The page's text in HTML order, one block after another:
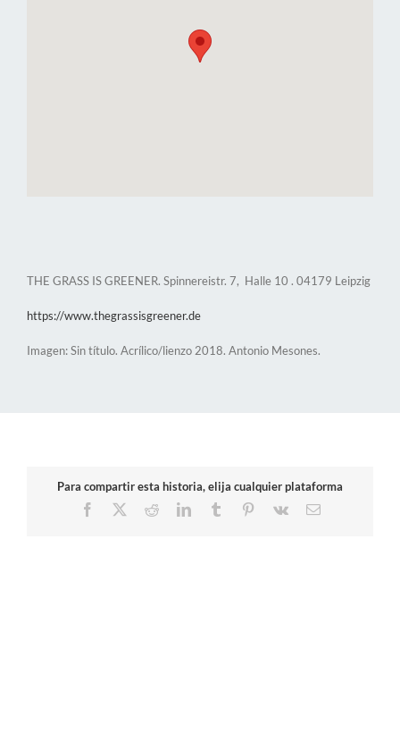
THE GRASS IS GREENER. Spinnereistr. 7, Halle 10 . 04179 Leipzig
https://www.thegrassisgreener.de
Imagen: Sin título. Acrílico/lienzo 2018. Antonio Mesones.
Para compartir esta historia, elija cualquier plataforma
Facebook
RedditLinkedInTumblr Pinterest
Vk
Correo